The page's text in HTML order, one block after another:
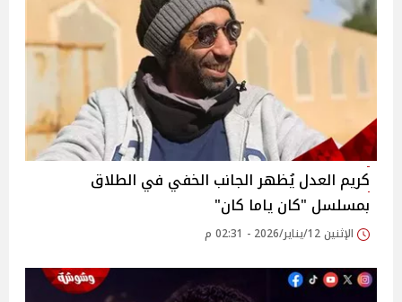
كريم العدل يُظهر الجانب الخفي في الطلاق
بمسلسل "كان ياما كان"
الإثنين 12/يناير/2026 - 02:31 م